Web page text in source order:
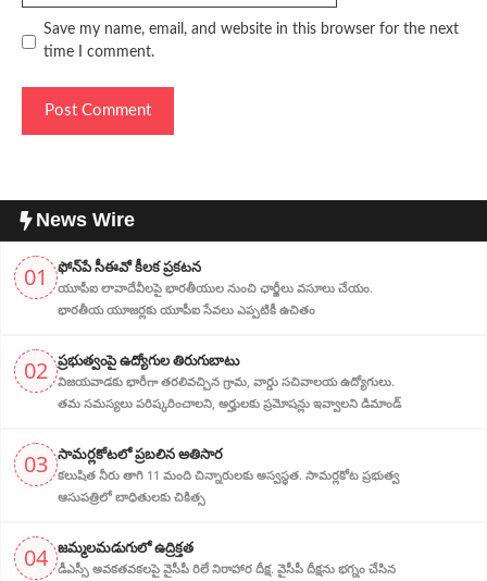
Save my name, email, and website in this browser for the next
time I comment.
News Wire
01 ఫోన్‌పే సీఈవో కీలక ప్రకటన
యూపీఐ లావాదేవీలపై భారతీయుల నుంచి ఛార్జీలు వసూలు చేయం.
భారతీయ యూజర్లకు యూపీఐ సేవలు ఎప్పటికీ ఉచితం
02 ప్ర‌భుత్వంపై ఉద్యోగుల తిరుగుబాటు
విజయవాడకు భారీగా తరలివచ్చిన గ్రామ‌, వార్డు సచివాలయ ఉద్యోగులు.
తమ సమస్యలు పరిష్కరించాలని, అర్హుల‌కు ప్రమోషన్లు ఇవ్వాలని డిమాండ్
03 సామర్లకోటలో ప్రబలిన అతిసార
కలుషిత నీరు తాగి 11 మంది చిన్నారులకు అస్వస్థత. సామర్లకోట ప్రభుత్వ
ఆసుపత్రిలో బాధితులకు చికిత్స
04 జ‌మ్మ‌ల‌మ‌డుగులో ఉద్రిక్త‌త‌
డీఎస్సీ అవ‌క‌త‌వ‌క‌ల‌పై వైసీపీ రిలే నిరాహార‌ దీక్ష‌. వైసీపీ దీక్ష‌ను భ‌గ్నం చేసిన